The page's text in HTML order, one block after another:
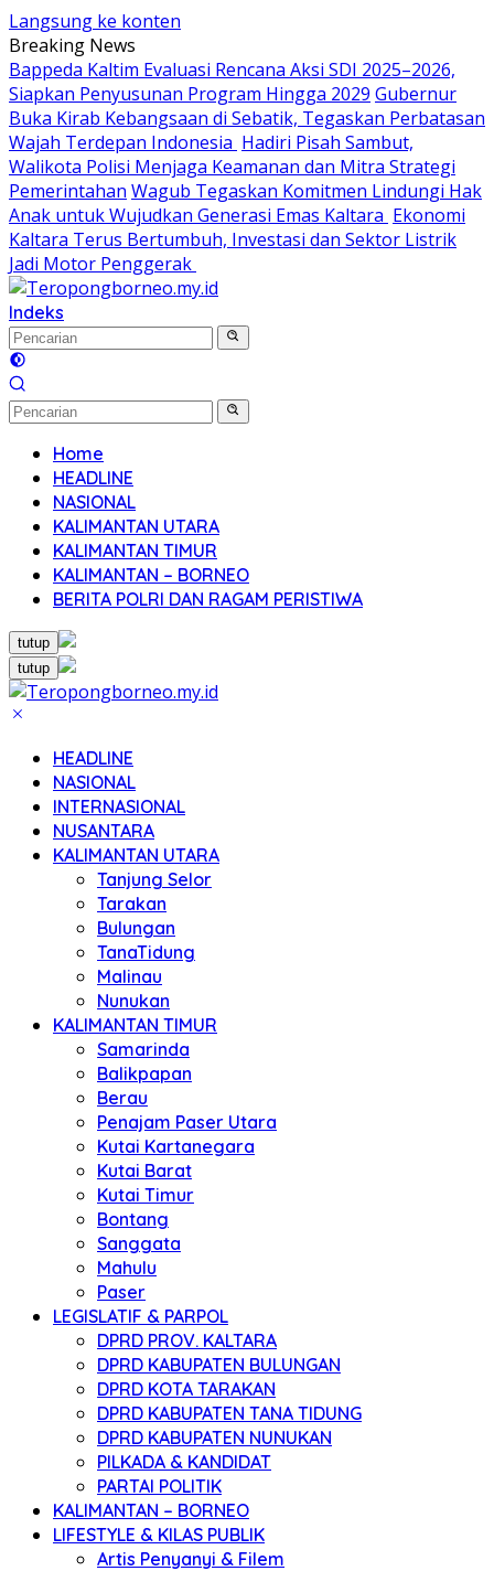
Langsung ke konten
Breaking News
Bappeda Kaltim Evaluasi Rencana Aksi SDI 2025–2026,
Siapkan Penyusunan Program Hingga 2029 Gubernur
Buka Kirab Kebangsaan di Sebatik, Tegaskan Perbatasan
Wajah Terdepan Indonesia Hadiri Pisah Sambut,
Walikota Polisi Menjaga Keamanan dan Mitra Strategi
Pemerintahan Wagub Tegaskan Komitmen Lindungi Hak
Anak untuk Wujudkan Generasi Emas Kaltara Ekonomi
Kaltara Terus Bertumbuh, Investasi dan Sektor Listrik
Jadi Motor Penggerak
Indeks
Home
HEADLINE
NASIONAL
KALIMANTAN UTARA
KALIMANTAN TIMUR
KALIMANTAN – BORNEO
BERITA POLRI DAN RAGAM PERISTIWA
tutup
tutup
HEADLINE
NASIONAL
INTERNASIONAL
NUSANTARA
KALIMANTAN UTARA
Tanjung Selor
Tarakan
Bulungan
TanaTidung
Malinau
Nunukan
KALIMANTAN TIMUR
Samarinda
Balikpapan
Berau
Penajam Paser Utara
Kutai Kartanegara
Kutai Barat
Kutai Timur
Bontang
Sanggata
Mahulu
Paser
LEGISLATIF & PARPOL
DPRD PROV. KALTARA
DPRD KABUPATEN BULUNGAN
DPRD KOTA TARAKAN
DPRD KABUPATEN TANA TIDUNG
DPRD KABUPATEN NUNUKAN
PILKADA & KANDIDAT
PARTAI POLITIK
KALIMANTAN – BORNEO
LIFESTYLE & KILAS PUBLIK
Artis Penyanyi & Filem